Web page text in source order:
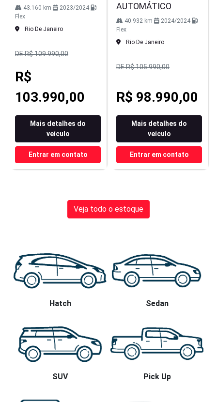
43.160 km
2023/2024
Flex
Rio De Janeiro
DE R$ 109.990,00
R$
103.990,00
Mais detalhes do
veículo
Entrar em contato
AUTOMÁTICO
40.932 km
2024/2024
Flex
Rio De Janeiro
DE R$ 105.990,00
R$ 98.990,00
Mais detalhes do
veículo
Entrar em contato
Veja todo o estoque
Hatch Sedan
SUV Pick Up